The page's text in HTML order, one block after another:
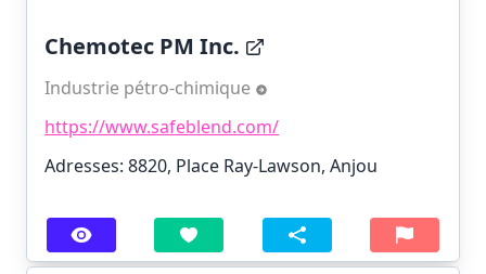
Chemotec PM Inc.
Industrie pétro-chimique
https://www.safeblend.com/
Adresses: 8820, Place Ray-Lawson, Anjou